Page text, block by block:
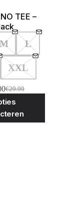
TEE –
M L
XXL
€29.99
Oorspronkelijke
prijs
was:
Huidige
prijs
is: